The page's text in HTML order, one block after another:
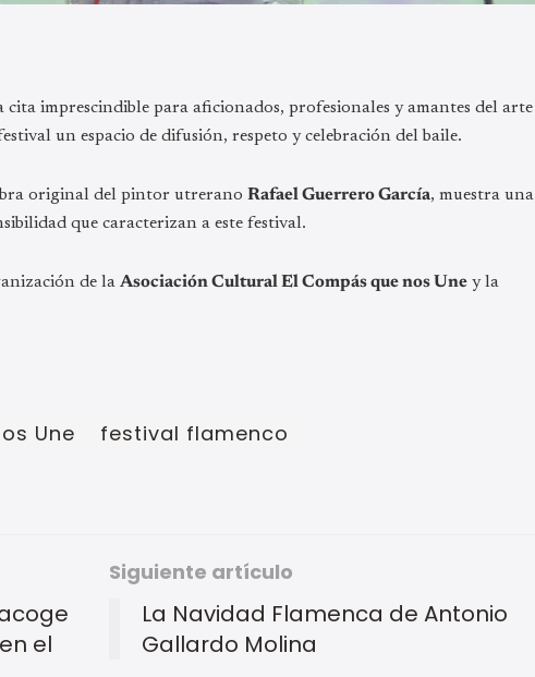
imprescindible para aficionados, profesionales y amantes del arte
un espacio de difusión, respeto y celebración del baile.
original del pintor utrerano Rafael Guerrero García, muestra una
que caracterizan a este festival.
de la Asociación Cultural El Compás que nos Une y la
Une
festival flamenco
el
Siguiente artículo
La Navidad Flamenca de Antonio
Gallardo Molina